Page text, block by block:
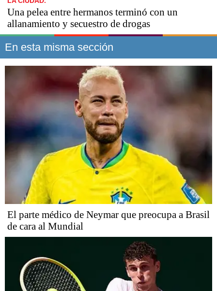
Una pelea entre hermanos terminó con un
allanamiento y secuestro de drogas
En esta misma sección
El parte médico de Neymar que preocupa a Brasil
de cara al Mundial